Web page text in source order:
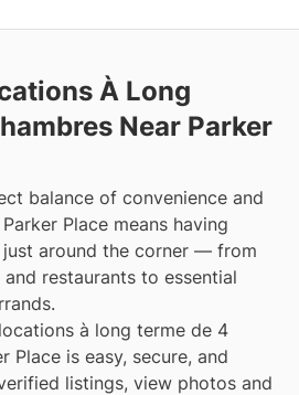
À Long
Near Parker
balance of convenience and
Place means having
around the corner — from
restaurants to essential
à long terme de 4
Place is easy, secure, and
listings, view photos and